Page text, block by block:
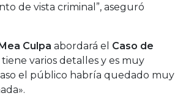
de vista criminal”, aseguró
Culpa abordará el Caso de
varios detalles y es muy
el público habría quedado muy